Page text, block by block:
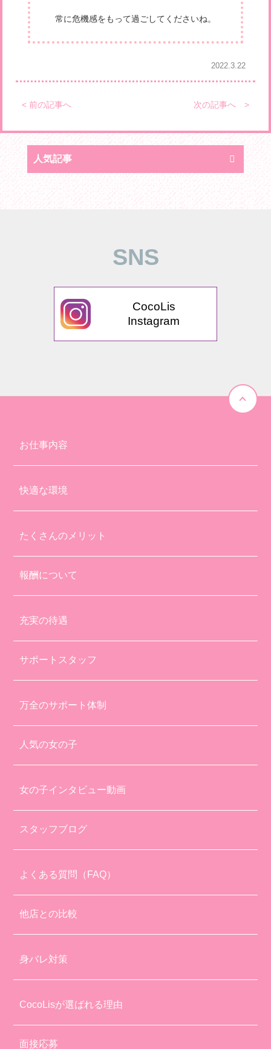
常に危機感をもって過ごしてくださいね。
2022.3.22
< 前の記事へ 次の記事へ >
人気記事
SNS
CocoLis
Instagram
お仕事内容
快適な環境
たくさんのメリット
報酬について
充実の待遇
サポートスタッフ
万全のサポート体制
人気の女の子
女の子インタビュー動画
スタッフブログ
よくある質問（FAQ）
他店との比較
身バレ対策
CocoLisが選ばれる理由
面接応募